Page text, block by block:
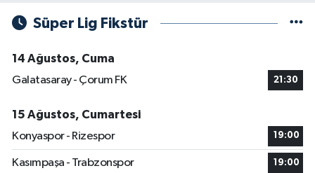
Süper Lig Fikstür
14 Ağustos, Cuma
Galatasaray - Çorum FK
21:30
15 Ağustos, Cumartesi
Konyaspor - Rizespor
19:00
Kasımpaşa - Trabzonspor 19:00